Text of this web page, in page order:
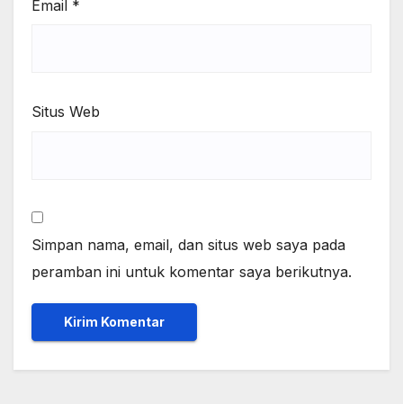
Email *
Situs Web
Simpan nama, email, dan situs web saya pada
peramban ini untuk komentar saya berikutnya.